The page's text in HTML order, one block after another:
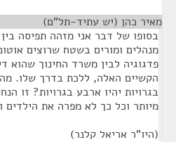
מאיר כהן (יש עתיד-תל"ם)
בסופו של דבר אני מזהה תפיסה
מנהלים ומורים בשטח שרוצים
פדגוגיה לבין משרד החינוך שהוא
הקשיים האלה, ללכת בדרך שלו.
בגרויות יהיו ארבע בגרויות? זו
מיותר וכל כך לא מפרה את
(היו"ר אריאל קלנר)